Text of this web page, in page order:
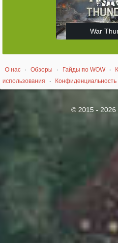
War
О нас · Обзоры · Гайды по WOW ·
использования
· Конфиденциальность
© 2015 - 2026